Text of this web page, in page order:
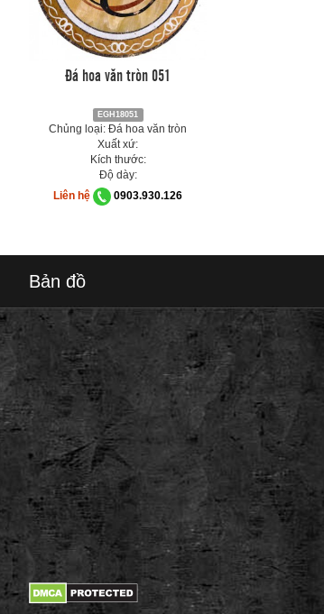
Đá hoa văn tròn 051
EGH18051
Chủng loại: Đá hoa văn tròn
Xuất xứ:
Kích thước:
Độ dày:
Liên hệ
0903.930.126
Bản đồ